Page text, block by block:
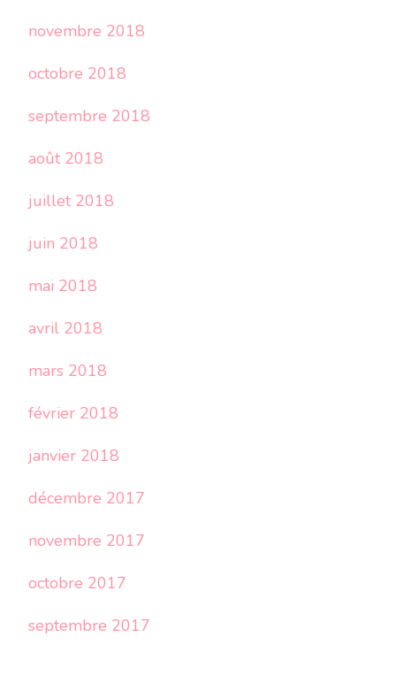
novembre 2018
octobre 2018
septembre 2018
août 2018
juillet 2018
juin 2018
mai 2018
avril 2018
mars 2018
février 2018
janvier 2018
décembre 2017
novembre 2017
octobre 2017
septembre 2017